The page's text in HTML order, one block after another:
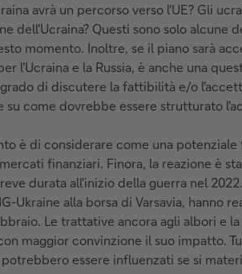
avrà un percorso verso l'UE? Gli
dell'Ucraina? Questi sono solo alcune
momento. Inoltre, se il piano sarà
l'Ucraina e la Russia, è anche una
di discutere la fattibilità e/o
su come dovrebbe essere strutturato
è di considerare come una
finanziari. Finora, la reazione è
durata all'inizio della guerra nel
Ukraine alla borsa di Varsavia, hanno
Le trattative ancora agli albori e
maggior convinzione il suo impatto.
essere influenzati se si